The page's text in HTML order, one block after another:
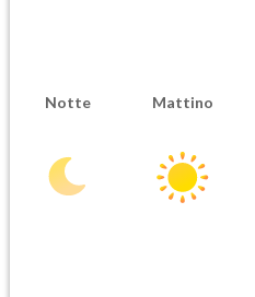
Notte Mattino